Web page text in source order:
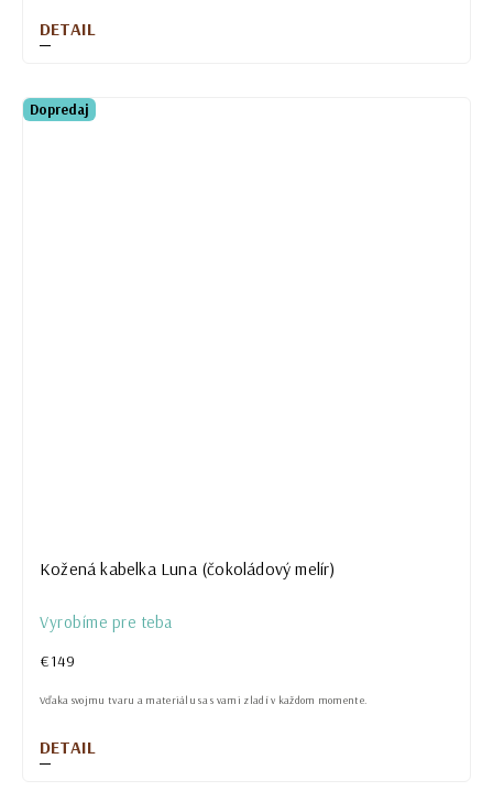
DETAIL
Dopredaj
Kožená kabelka Luna (čokoládový melír)
Vyrobíme pre teba
€149
DETAIL
Vďaka svojmu tvaru a materiálu sa s vami zladí v každom momente.